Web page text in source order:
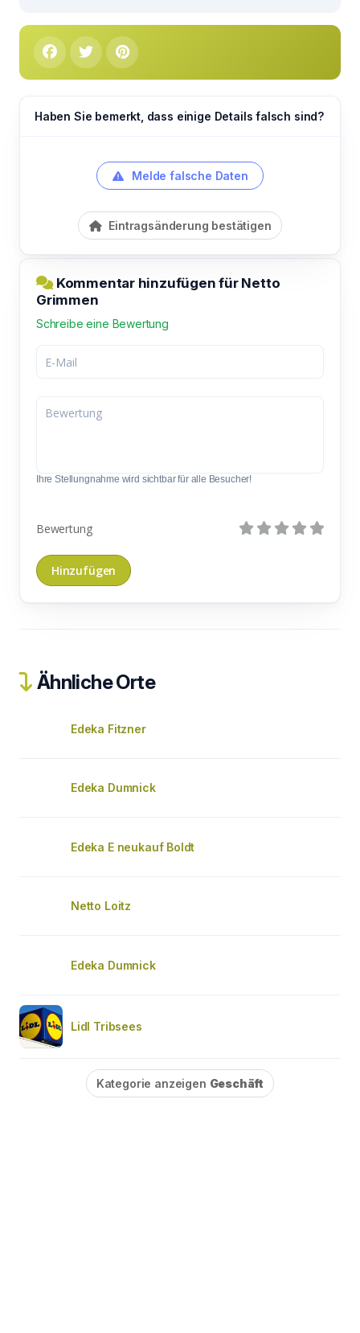
Haben Sie bemerkt, dass einige Details falsch sind?
Melde falsche Daten
Eintragsänderung bestätigen
Kommentar hinzufügen für Netto
Grimmen
Schreibe eine Bewertung
Ihre Stellungnahme wird sichtbar für alle Besucher!
Bewertung
Ähnliche Orte
Edeka Fitzner
Edeka Dumnick
Edeka E neukauf Boldt
Netto Loitz
Edeka Dumnick
Lidl Tribsees
Kategorie anzeigen Geschäft